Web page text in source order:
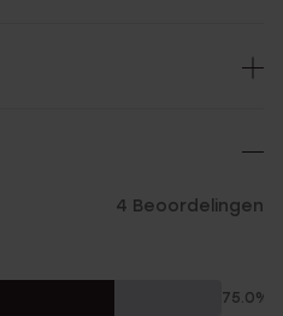
4 Beoordelingen
75.0%